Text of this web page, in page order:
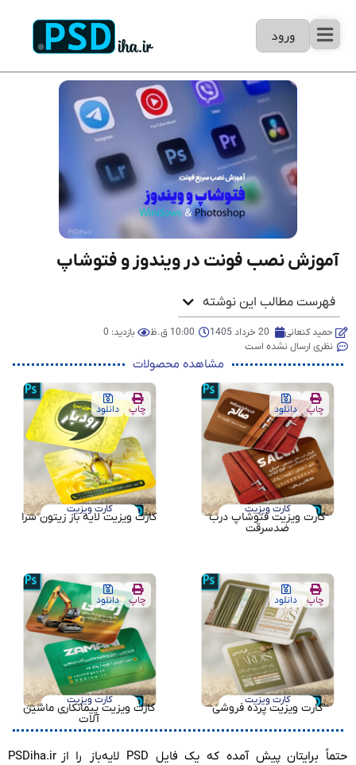
ورود
آموزش نصب فونت در ویندوز و فتوشاپ
فهرست مطالب این نوشته
حمید کنعانی 20 خرداد 1405 10:00 ق.ظ
بازدید: 0
نظری ارسال نشده است
مشاهده محصولات
چاپ دانلود
کارت ویزیت
کارت ویزیت فتوشاپ درب
ضدسرقت
چاپ دانلود
کارت ویزیت
کارت ویزیت لایه باز زیتون سرا
چاپ دانلود
کارت ویزیت
کارت ویزیت پرده فروشی
چاپ دانلود
کارت ویزیت
کارت ویزیت پیمانکاری ماشین
آلات
حتماً برایتان پیش آمده که یک فایل PSD لایه‌باز را از PSDiha.ir